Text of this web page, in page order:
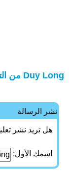
Duy Long من التعليقات
نشر الرسالة
هل تريد نشر
اسمك الأول: